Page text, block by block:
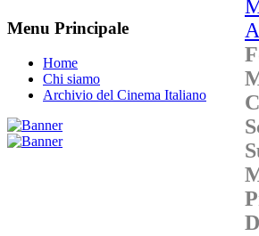
Menu Principale
Home
Chi siamo
Archivio del Cinema Italiano